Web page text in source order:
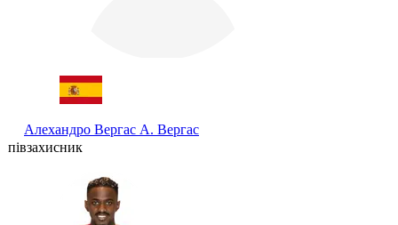
Алехандро Вергас А. Вергас
півзахисник